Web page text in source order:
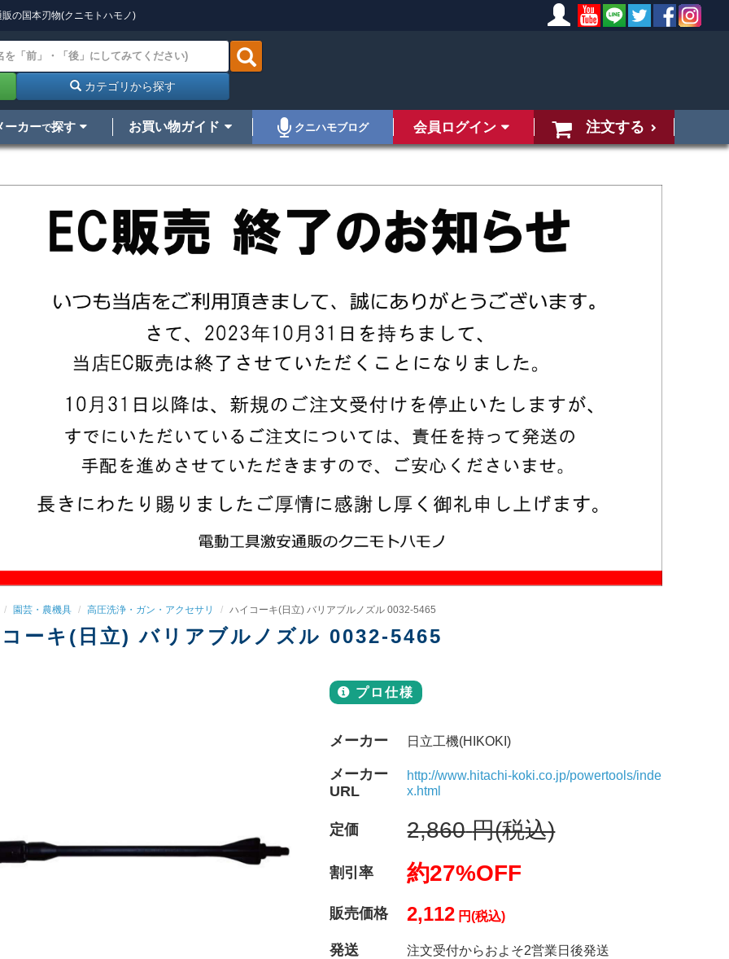
の国本刃物(クニモトハモノ)
カテゴリから探す
ーカーで探す お買い物ガイド クニハモブログ 会員ログイン 注文する
園芸・農機具 高圧洗浄・ガン・アクセサリ ハイコーキ(日立) バリアブルノズル 0032-5465
ーキ(日立) バリアブルノズル 0032-5465
プロ仕様
メーカー 日立工機(HIKOKI)
メーカー
URL
http://www.hitachi-koki.co.jp/powertools/inde
x.html
定価 2,860 円(税込)
割引率 約27%OFF
販売価格 2,112 円(税込)
発送 注文受付からおよそ2営業日後発送